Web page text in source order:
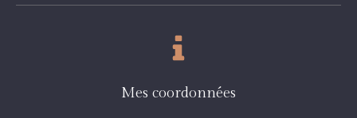
Mes coordonnées